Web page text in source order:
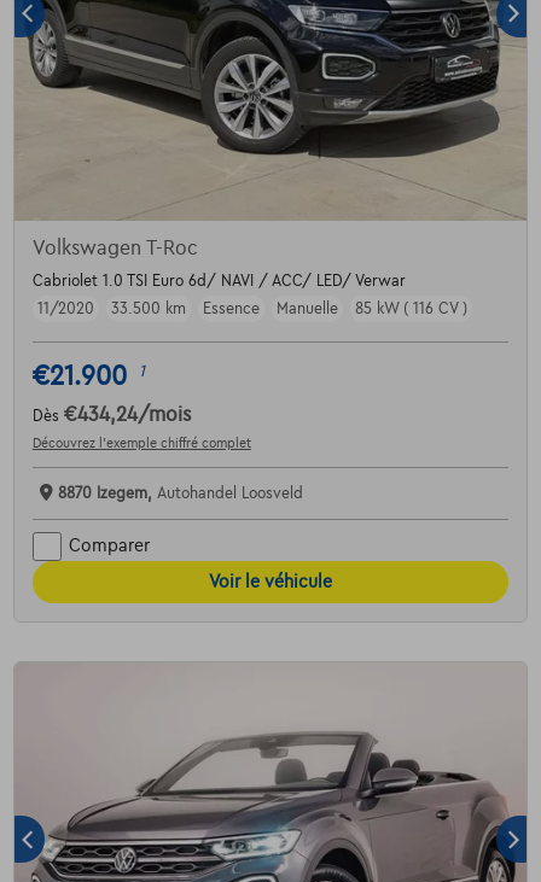
Volkswagen T-Roc
Cabriolet 1.0 TSI Euro 6d/ NAVI / ACC/ LED/ Verwar
11/2020
33.500 km Essence Manuelle 85 kW ( 116 CV )
€21.900 1
Dès €434,24/mois
Découvrez l’exemple chiffré complet
8870 Izegem, Autohandel Loosveld
Comparer
Voir le véhicule